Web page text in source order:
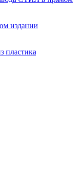
издании
пластика